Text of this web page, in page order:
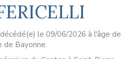
le 09/06/2026 à l'âge de
de Bayonne.